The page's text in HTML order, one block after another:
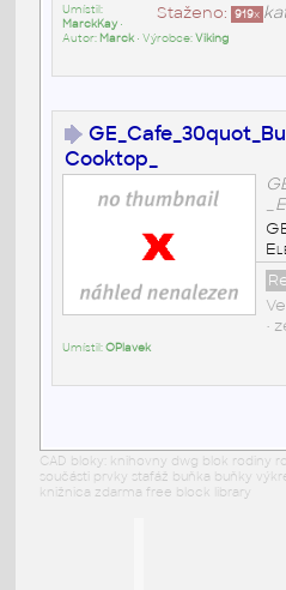
Staženo: 919x
Umístil:
MarckKay•
Autor: Marck• Výrobce:Viking
Cooktop_
•
Umístil:OPlavek
CAD bloky: knihovny dwg blok rodiny
součásti prvky stafáž buňka buňky
knižnica zdarma free block library